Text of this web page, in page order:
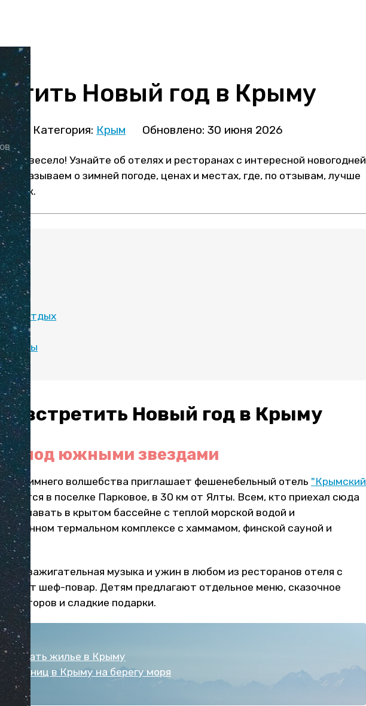
Новый год в Крыму
Категория: Крым Обновлено: 30 июня 2026
весело! Узнайте об отелях и ресторанах с интересной новогодней
о зимней погоде, ценах и местах, где, по отзывам, лучше
на отдых
туры
встретить Новый год в Крыму
под южными звездами
зимнего волшебства приглашает фешенебельный отель "Крымский
в поселке Парковое, в 30 км от Ялты. Всем, кто приехал сюда
плавать в крытом бассейне с теплой морской водой и
термальном комплексе с хаммамом, финской сауной и
ждет зажигательная музыка и ужин в любом из ресторанов отеля с
шеф-повар. Детям предлагают отдельное меню, сказочное
и сладкие подарки.
жилье в Крыму
в Крыму на берегу моря